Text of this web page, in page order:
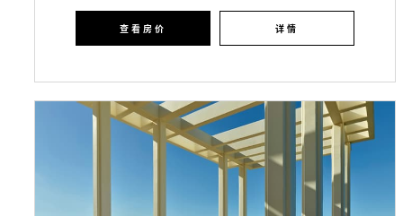
查看房价 详情